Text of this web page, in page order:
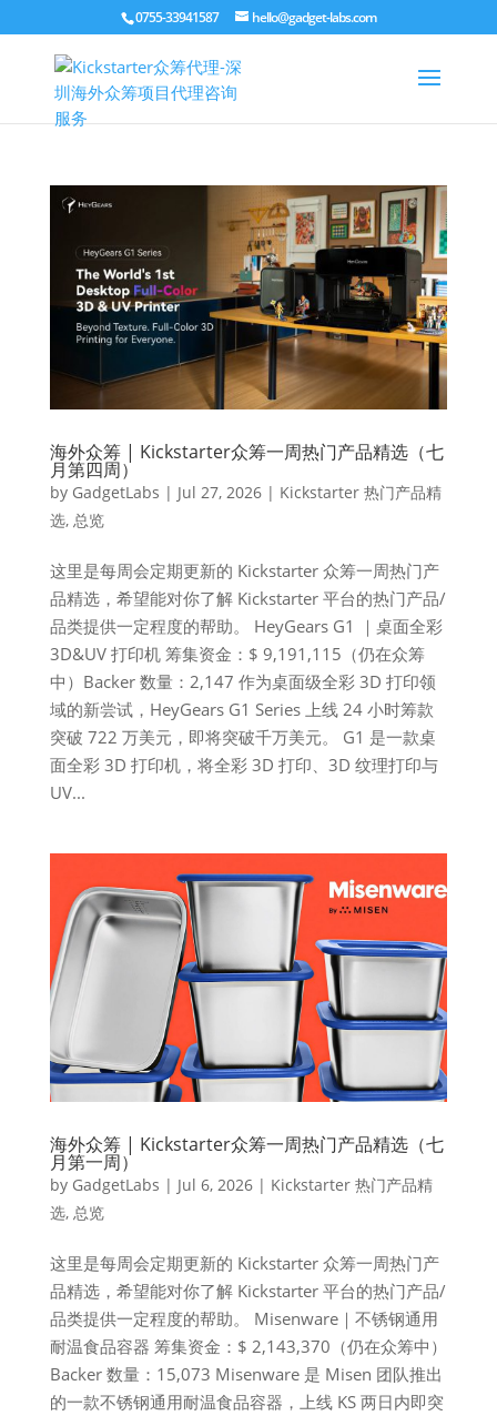
0755-33941587 hello@gadget-labs.com
海外众筹 | Kickstarter众筹一周热门产品精选（七
月第四周）
by GadgetLabs | Jul 27, 2026| Kickstarter 热门产品精
选, 总览
这里是每周会定期更新的 Kickstarter 众筹一周热门产
品精选，希望能对你了解 Kickstarter 平台的热门产品/
品类提供一定程度的帮助。 HeyGears G1 ｜桌面全彩
3D&UV 打印机 筹集资金：$ 9,191,115（仍在众筹
中）Backer 数量：2,147 作为桌面级全彩 3D 打印领
域的新尝试，HeyGears G1 Series 上线 24 小时筹款
突破 722 万美元，即将突破千万美元。 G1 是一款桌
面全彩 3D 打印机，将全彩 3D 打印、3D 纹理打印与
UV...
海外众筹 | Kickstarter众筹一周热门产品精选（七
月第一周）
by GadgetLabs | Jul 6, 2026| Kickstarter 热门产品精
选, 总览
这里是每周会定期更新的 Kickstarter 众筹一周热门产
品精选，希望能对你了解 Kickstarter 平台的热门产品/
品类提供一定程度的帮助。 Misenware｜不锈钢通用
耐温食品容器 筹集资金：$ 2,143,370（仍在众筹中）
Backer 数量：15,073 Misenware 是 Misen 团队推出
的一款不锈钢通用耐温食品容器，上线 KS 两日内即突